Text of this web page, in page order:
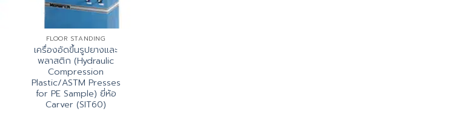
FLOOR STANDING
เครื่องอัดขึ้นรูปยางและ
พลาสติก (Hydraulic
Compression
Plastic/ASTM Presses
for PE Sample) ยี่ห้อ
Carver (SIT60)